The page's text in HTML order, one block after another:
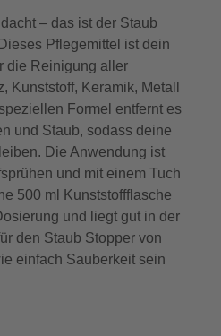
– das ist der Staub
Pflegemittel ist dein
die Reinigung aller
Kunststoff, Keramik, Metall
Formel entfernt es
und Staub, sodass deine
Die Anwendung ist
und mit einem Tuch
500 ml Kunststoffflasche
und liegt gut in der
den Staub Stopper von
einfach Sauberkeit sein